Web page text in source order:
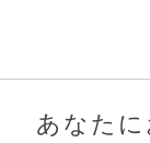
／セチル／ス
ール・トリエ
ルジメチコン
あなた